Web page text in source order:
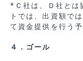
*Ｃ社は、Ｄ社とは
トでは、出資額で
て資金提供を行う
４．ゴール